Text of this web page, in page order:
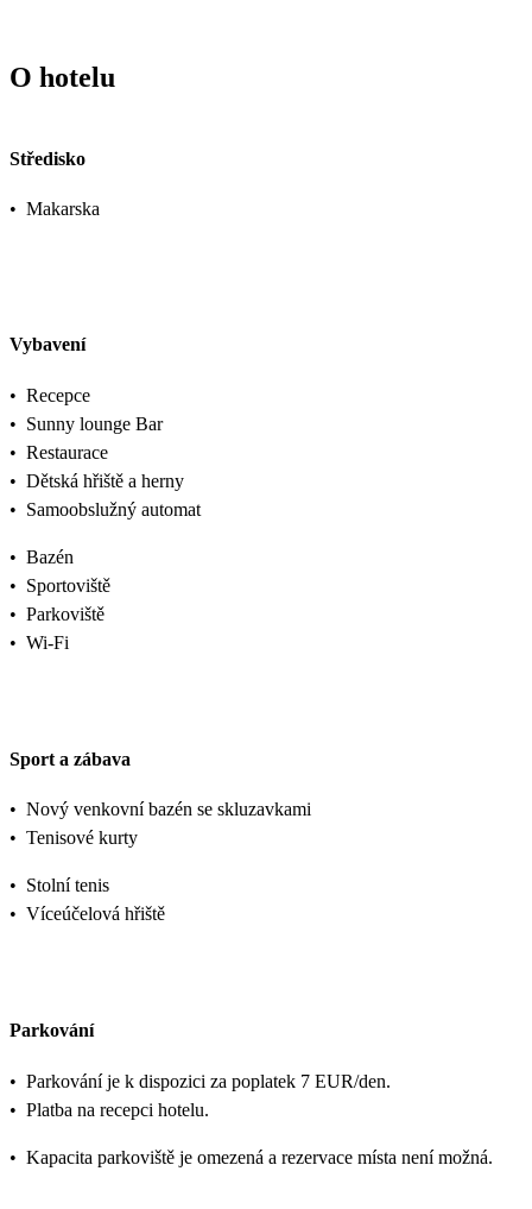
O hotelu
Středisko
• Makarska
Vybavení
• Recepce
• Sunny lounge Bar
• Restaurace
• Dětská hřiště a herny
• Samoobslužný automat
• Bazén
• Sportoviště
• Parkoviště
• Wi-Fi
Sport a zábava
• Nový venkovní bazén se skluzavkami
• Tenisové kurty
• Stolní tenis
• Víceúčelová hřiště
Parkování
• Parkování je k dispozici za poplatek 7 EUR/den.
• Platba na recepci hotelu.
• Kapacita parkoviště je omezená a rezervace místa není možná.